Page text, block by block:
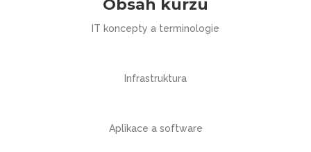
Obsah kurzu
IT koncepty a terminologie
Infrastruktura
Aplikace a software